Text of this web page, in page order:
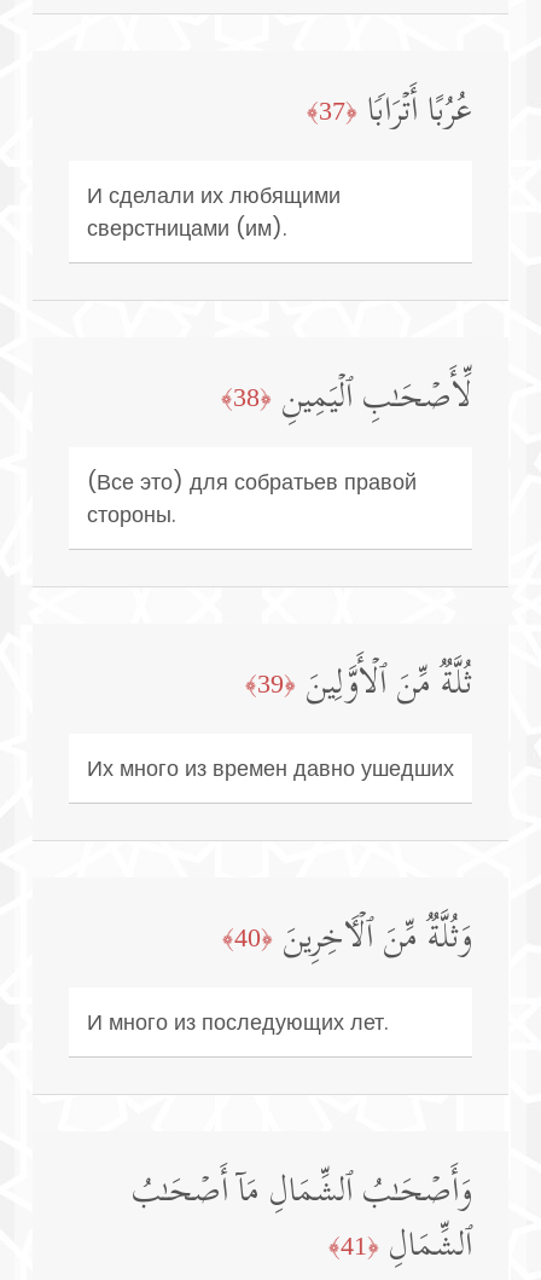
عُرُبًا أَتۡرَابࣰا ﴿37﴾
И сделали их любящими
сверстницами (им).
لِّأَصۡحَـٰبِ ٱلۡیَمِینِ ﴿38﴾
(Все это) для собратьев правой
стороны.
ثُلَّةࣱ مِّنَ ٱلۡأَوَّلِینَ ﴿39﴾
Их много из времен давно ушедших
وَثُلَّةࣱ مِّنَ ٱلۡـَٔاخِرِینَ ﴿40﴾
И много из последующих лет.
وَأَصۡحَـٰبُ ٱلشِّمَالِ مَاۤ أَصۡحَـٰبُ
ٱلشِّمَالِ ﴿41﴾